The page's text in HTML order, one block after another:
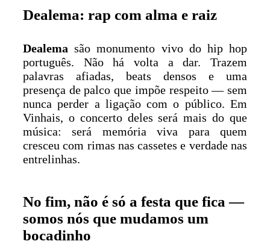
Dealema: rap com alma e raiz
Dealema são monumento vivo do hip hop
português. Não há volta a dar. Trazem
palavras afiadas, beats densos e uma
presença de palco que impõe respeito — sem
nunca perder a ligação com o público. Em
Vinhais, o concerto deles será mais do que
música: será memória viva para quem
cresceu com rimas nas cassetes e verdade nas
entrelinhas.
No fim, não é só a festa que fica —
somos nós que mudamos um
bocadinho